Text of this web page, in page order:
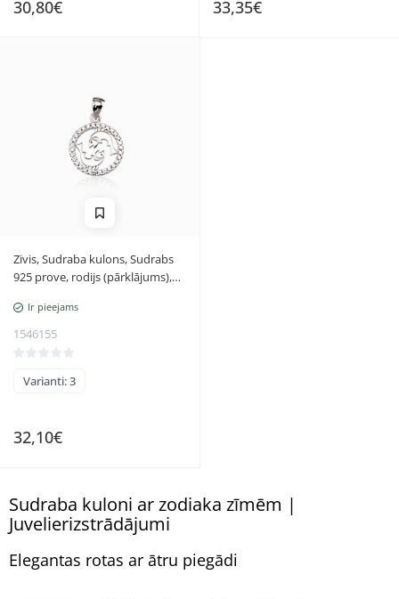
30,80€ 33,35€
Zivis, Sudraba kulons, Sudrabs
925 prove, rodijs (pārklājums),
Ir pieejams
1546155
Varianti: 3
32,10€
Sudraba kuloni ar zodiaka zīmēm |
Juvelierizstrādājumi
Elegantas rotas ar ātru piegādi